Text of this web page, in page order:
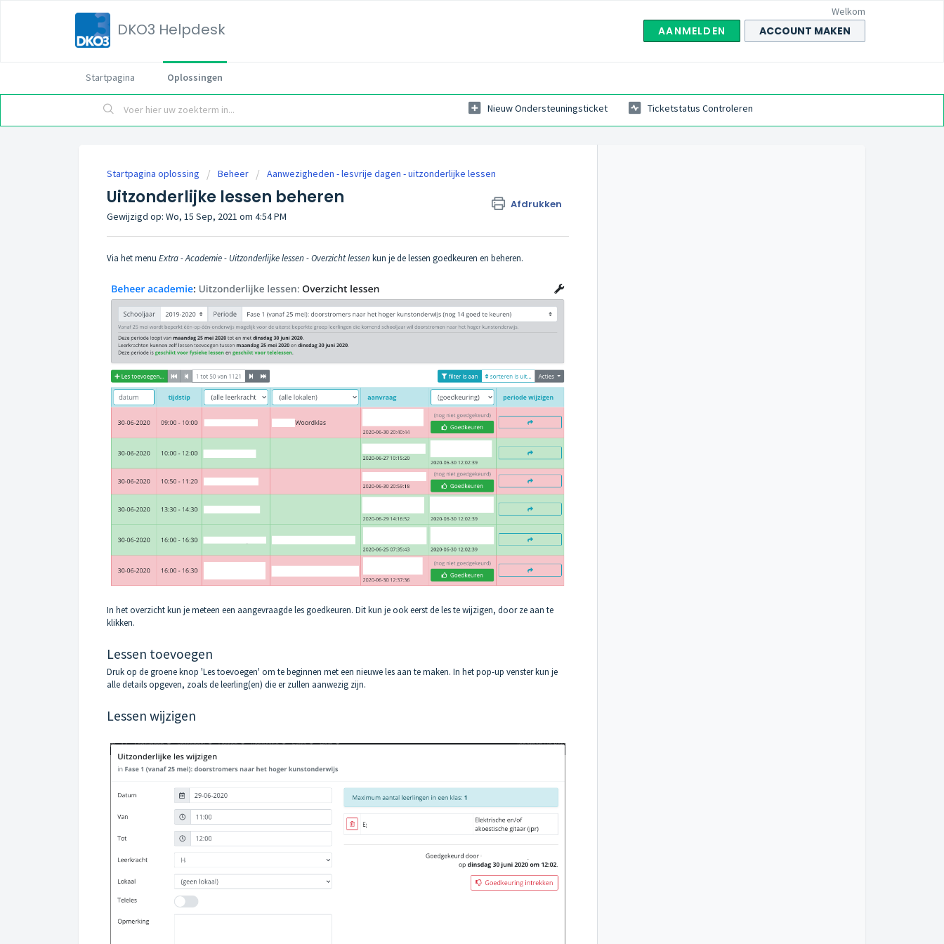
DKO3 Helpdesk
Welkom
AANMELDEN ACCOUNT MAKEN
Startpagina Oplossingen
Nieuw Ondersteuningsticket Ticketstatus Controleren
Startpagina oplossing Beheer Aanwezigheden - lesvrije dagen - uitzonderlijke lessen
Uitzonderlijke lessen beheren Afdrukken
Gewijzigd op: Wo, 15 Sep, 2021 om 4:54 PM
Via het menu Extra - Academie - Uitzonderlijke lessen - Overzicht lessenkun je de lessen goedkeuren en beheren.
In het overzicht kun je meteen een aangevraagde les goedkeuren. Dit kun je ook eerst de les te wijzigen, door ze aan te
klikken.
Lessen toevoegen
Druk op de groene knop 'Les toevoegen' om te beginnen met een nieuwe les aan te maken. In het pop-up venster kun je
alle details opgeven, zoals de leerling(en) die er zullen aanwezig zijn.
Lessen wijzigen